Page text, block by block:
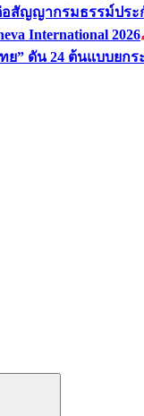
สัญญากรมธรรม์ประ
International 2026
” ดัน 24 ต้นแบบยกร